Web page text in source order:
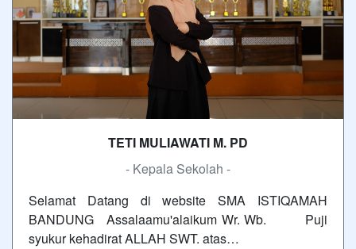
TETI MULIAWATI M. PD
- Kepala Sekolah -
Selamat Datang di website SMA ISTIQAMAH
BANDUNG Assalaamu'alaikum Wr. Wb. Puji
syukur kehadirat ALLAH SWT. atas…